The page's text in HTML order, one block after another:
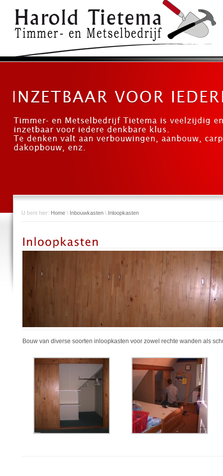
U bent hier: Home \ Inbouwkasten \ Inloopkasten
Bouw van diverse soorten inloopkasten voor zowel rechte wanden als